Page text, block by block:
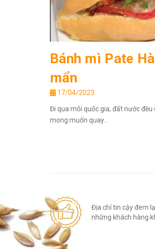
Bánh mì Pate
mẩn
17/04/2023
Đi qua mỗi quốc gia, đất nước
mong muốn quay...
Địa chỉ tin cậy đem
những khách hàng